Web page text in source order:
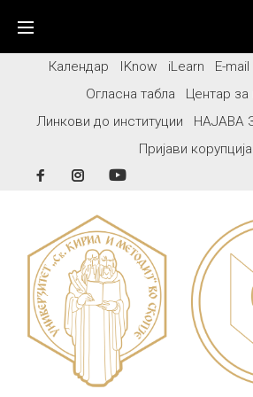
contentКалендар IKnow iLearn E-mail
Огласна табла
Центар за
Линкови до институции
НАЈАВА
Пријави корупција
FacebookInstagram